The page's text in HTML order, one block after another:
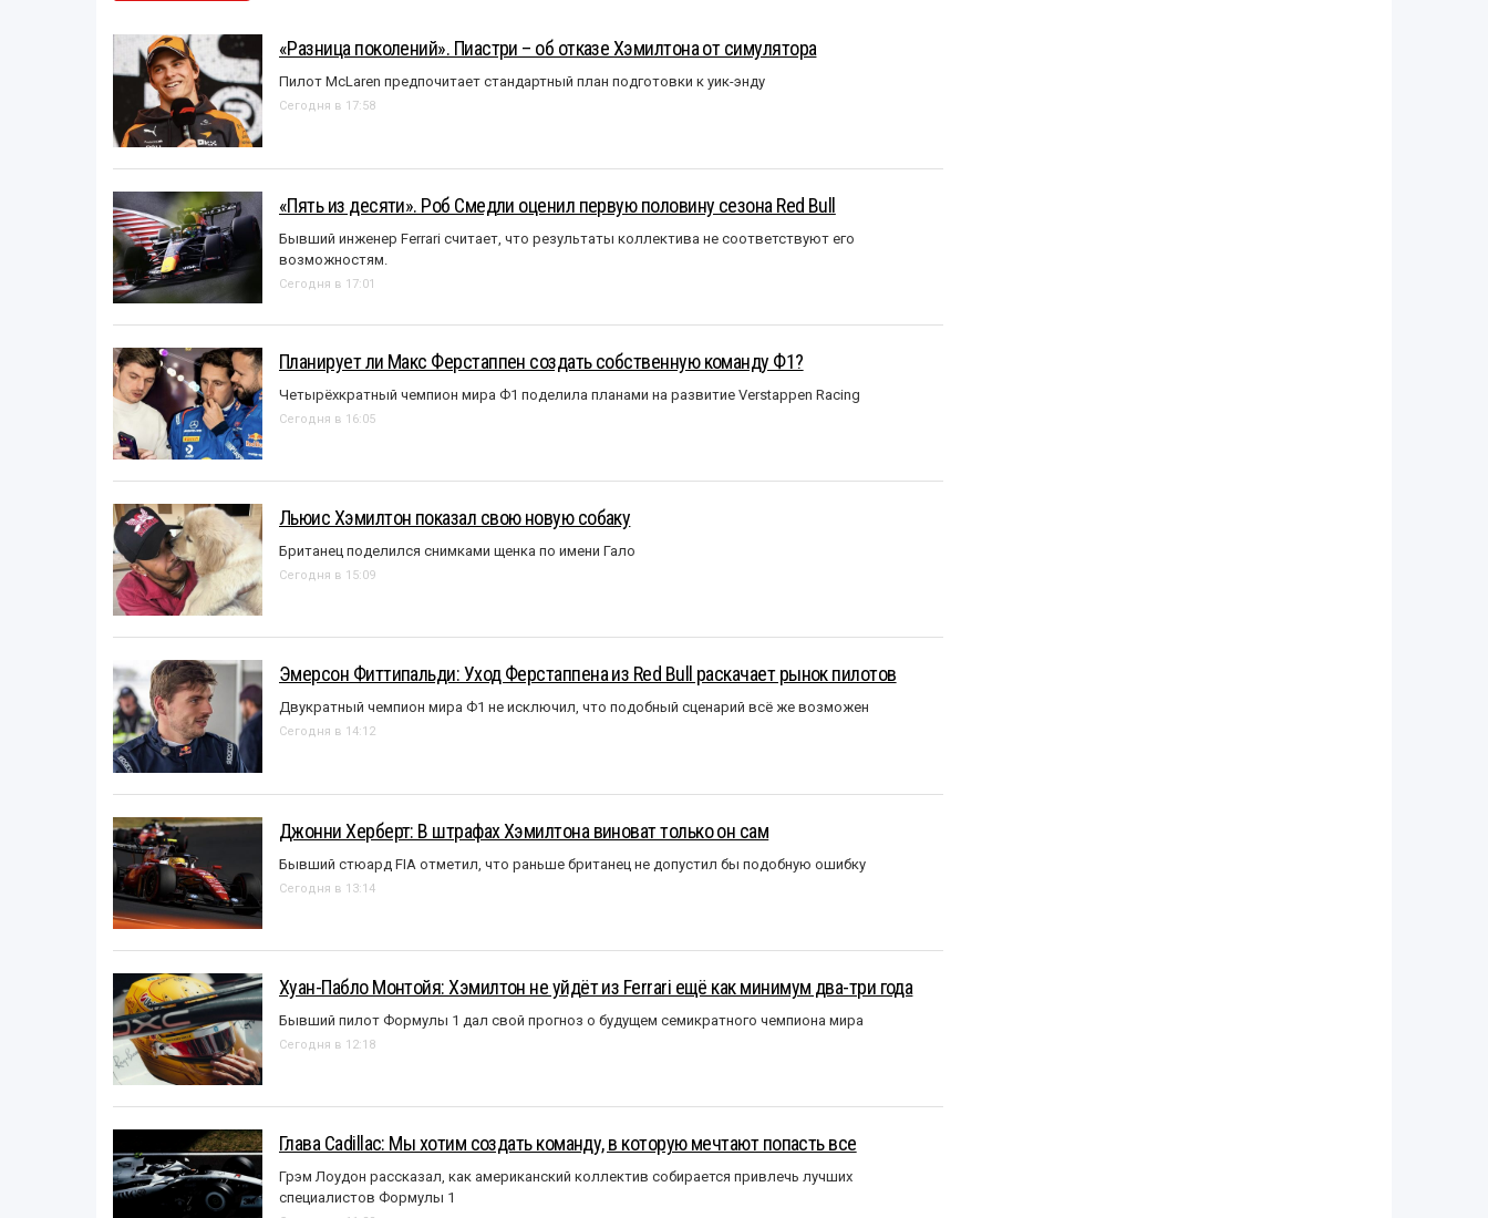
«Разница поколений». Пиастри – об отказе Хэмилтона от симулятора
Пилот McLaren предпочитает стандартный план подготовки к уик-энду
Сегодня в 17:58
«Пять из десяти». Роб Смедли оценил первую половину сезона Red Bull
Бывший инженер Ferrari считает, что результаты коллектива не соответствуют его
возможностям.
Сегодня в 17:01
Планирует ли Макс Ферстаппен создать собственную команду Ф1?
Четырёхкратный чемпион мира Ф1 поделила планами на развитие Verstappen Racing
Сегодня в 16:05
Льюис Хэмилтон показал свою новую собаку
Британец поделился снимками щенка по имени Гало
Сегодня в 15:09
Эмерсон Фиттипальди: Уход Ферстаппена из Red Bull раскачает рынок пилотов
Двукратный чемпион мира Ф1 не исключил, что подобный сценарий всё же возможен
Сегодня в 14:12
Джонни Херберт: В штрафах Хэмилтона виноват только он сам
Бывший стюард FIA отметил, что раньше британец не допустил бы подобную ошибку
Сегодня в 13:14
Хуан-Пабло Монтойя: Хэмилтон не уйдёт из Ferrari ещё как минимум два-три года
Бывший пилот Формулы 1 дал свой прогноз о будущем семикратного чемпиона мира
Сегодня в 12:18
Глава Cadillac: Мы хотим создать команду, в которую мечтают попасть все
Грэм Лоудон рассказал, как американский коллектив собирается привлечь лучших
специалистов Формулы 1